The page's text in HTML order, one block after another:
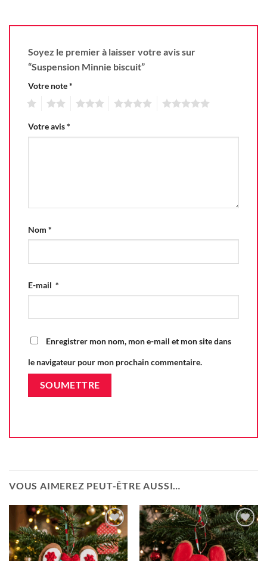
Soyez le premier à laisser votre avis sur
“Suspension Minnie biscuit”
Votre note*
Votre avis*
Nom *
E-mail *
Enregistrer mon nom, mon e-mail et mon site dans
le navigateur pour mon prochain commentaire.
VOUS AIMEREZ PEUT-ÊTRE AUSSI…
Ajouter
à la liste
d'envie
Ajouter
à la liste
d'envie